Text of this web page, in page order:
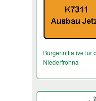
Bürgerinitiative für
Niederfrohna